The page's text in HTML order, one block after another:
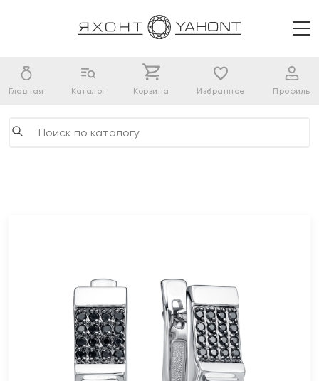
Главная Каталог Корзина Избранное Профиль